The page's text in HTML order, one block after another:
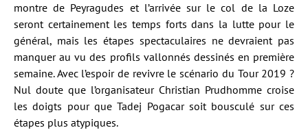
montre de Peyragudes et l’arrivée sur le col de la Loze
seront certainement les temps forts dans la lutte pour le
général, mais les étapes spectaculaires ne devraient pas
manquer au vu des profils vallonnés dessinés en première
semaine. Avec l’espoir de revivre le scénario du Tour 2019 ?
Nul doute que l’organisateur Christian Prudhomme croise
les doigts pour que Tadej Pogacar soit bousculé sur ces
étapes plus atypiques.